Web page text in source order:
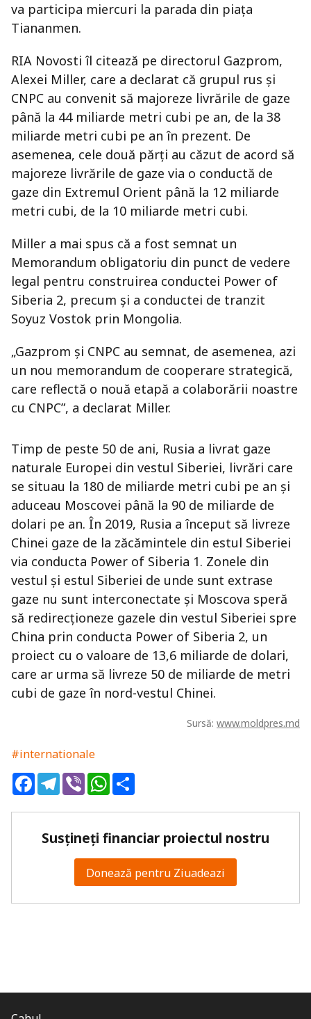
va participa miercuri la parada din piața
Tiananmen.
RIA Novosti îl citează pe directorul Gazprom,
Alexei Miller, care a declarat că grupul rus și
CNPC au convenit să majoreze livrările de gaze
până la 44 miliarde metri cubi pe an, de la 38
miliarde metri cubi pe an în prezent. De
asemenea, cele două părți au căzut de acord să
majoreze livrările de gaze via o conductă de
gaze din Extremul Orient până la 12 miliarde
metri cubi, de la 10 miliarde metri cubi.
Miller a mai spus că a fost semnat un
Memorandum obligatoriu din punct de vedere
legal pentru construirea conductei Power of
Siberia 2, precum și a conductei de tranzit
Soyuz Vostok prin Mongolia.
„Gazprom și CNPC au semnat, de asemenea, azi
un nou memorandum de cooperare strategică,
care reflectă o nouă etapă a colaborării noastre
cu CNPC”, a declarat Miller.
Timp de peste 50 de ani, Rusia a livrat gaze
naturale Europei din vestul Siberiei, livrări care
se situau la 180 de miliarde metri cubi pe an și
aduceau Moscovei până la 90 de miliarde de
dolari pe an. În 2019, Rusia a început să livreze
Chinei gaze de la zăcămintele din estul Siberiei
via conducta Power of Siberia 1. Zonele din
vestul și estul Siberiei de unde sunt extrase
gaze nu sunt interconectate și Moscova speră
să redirecționeze gazele din vestul Siberiei spre
China prin conducta Power of Siberia 2, un
proiect cu o valoare de 13,6 miliarde de dolari,
care ar urma să livreze 50 de miliarde de metri
cubi de gaze în nord-vestul Chinei.
Sursă: www.moldpres.md
#internationale
FacebookTelegram
ViberWhatsApp
Susțineți financiar proiectul nostru
Donează pentru Ziuadeazi